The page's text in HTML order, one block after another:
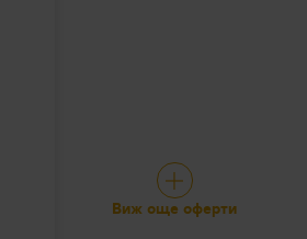
Виж още оферти